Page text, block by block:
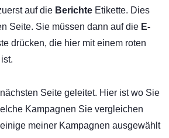
auf die Berichte Etikette. Dies
Seite. Sie müssen dann auf die E-
drücken, die hier mit einem roten
Seite geleitet. Hier ist wo Sie
Kampagnen Sie vergleichen
meiner Kampagnen ausgewählt